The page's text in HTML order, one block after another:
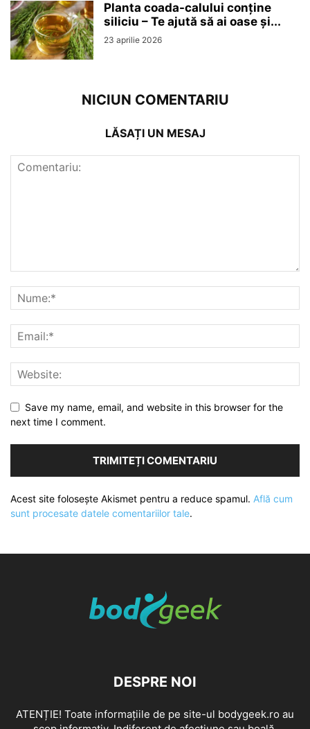
Planta coada-calului conține
siliciu – Te ajută să ai oase și...
23 aprilie 2026
NICIUN COMENTARIU
LĂSAȚI UN MESAJ
Save my name, email, and website in this browser for the
next time I comment.
Acest site folosește Akismet pentru a reduce spamul. Află cum
sunt procesate datele comentariilor tale.
DESPRE NOI
ATENȚIE! Toate informațiile de pe site-ul bodygeek.ro au